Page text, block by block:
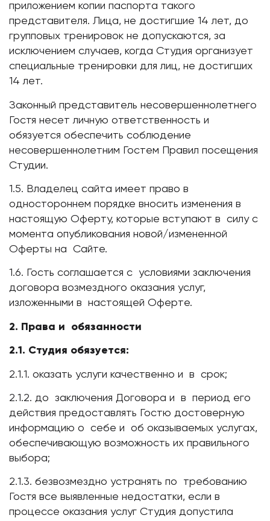
приложением копии паспорта такого
представителя. Лица, не достигшие 14 лет, до
групповых тренировок не допускаются, за
исключением случаев, когда Студия организует
специальные тренировки для лиц, не достигших
14 лет.
Законный представитель несовершеннолетнего
Гостя несет личную ответственность и
обязуется обеспечить соблюдение
несовершеннолетним Гостем Правил посещения
Студии.
1.5. Владелец сайта имеет право в
одностороннем порядке вносить изменения в
настоящую Оферту, которые вступают в силу с
момента опубликования новой/измененной
Оферты на Сайте.
1.6. Гость соглашается с условиями заключения
договора возмездного оказания услуг,
изложенными в настоящей Оферте.
2. Права и обязанности
2.1. Студия обязуется:
2.1.1. оказать услуги качественно и в срок;
2.1.2. до заключения Договора и в период его
действия предоставлять Гостю достоверную
информацию о себе и об оказываемых услугах,
обеспечивающую возможность их правильного
выбора;
2.1.3. безвозмездно устранять по требованию
Гостя все выявленные недостатки, если в
процессе оказания услуг Студия допустила